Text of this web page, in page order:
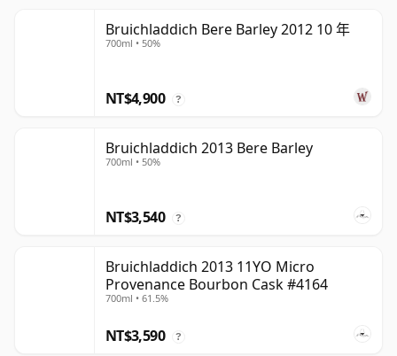
Bruichladdich Bere Barley 2012 10 年
700ml • 50%
NT$4,900 ?
Bruichladdich 2013 Bere Barley
700ml • 50%
NT$3,540 ?
Bruichladdich 2013 11YO Micro
Provenance Bourbon Cask #4164
700ml • 61.5%
NT$3,590 ?